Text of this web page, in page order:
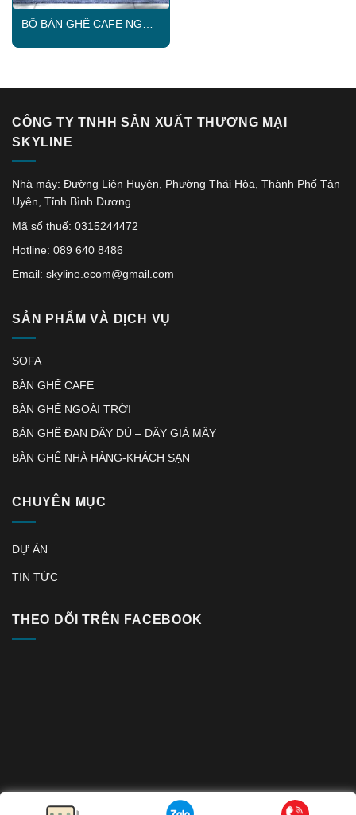
BỘ BÀN GHẾ CAFE NGOÀI
CÔNG TY TNHH SẢN XUẤT THƯƠNG MẠI
SKYLINE
Nhà máy: Đường Liên Huyện, Phường Thái Hòa, Thành Phố Tân
Uyên, Tỉnh Bình Dương
Mã số thuế: 0315244472
Hotline: 089 640 8486
Email: skyline.ecom@gmail.com
SẢN PHẨM VÀ DỊCH VỤ
SOFA
BÀN GHẾ CAFE
BÀN GHẾ NGOÀI TRỜI
BÀN GHẾ ĐAN DÂY DÙ – DÂY GIẢ MÂY
BÀN GHẾ NHÀ HÀNG-KHÁCH SẠN
CHUYÊN MỤC
DỰ ÁN
TIN TỨC
THEO DÕI TRÊN FACEBOOK